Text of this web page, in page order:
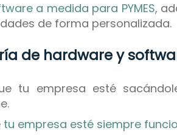
a medida para PYMES,
de forma personalizada.
de hardware y
tu empresa esté
tu empresa esté siempre